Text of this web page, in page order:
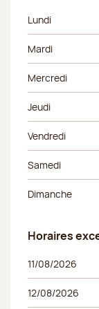
Jour de la
Lundi
Mardi
Mercredi
Jeudi
Vendredi
Samedi
Dimanche
Horaires
Jour de la
11/08/2026
12/08/2026